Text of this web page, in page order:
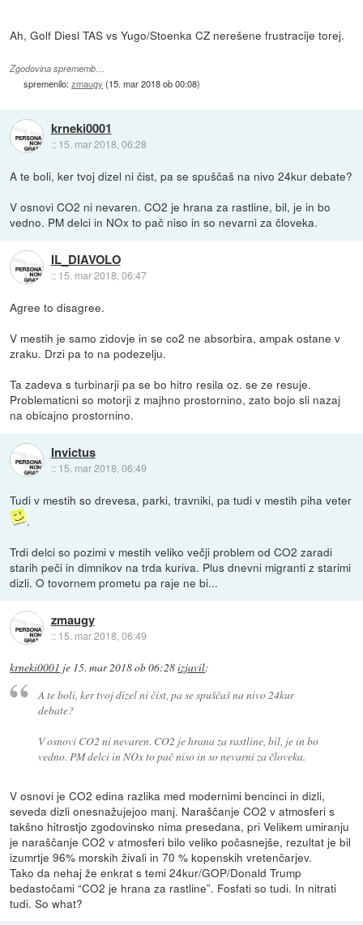
Ah, Golf Diesl TAS vs Yugo/Stoenka CZ nerešene frustracije torej.
Zgodovina sprememb…
spremenilo:zmaugy (15. mar 2018 ob 00:08)
krneki0001
:: 15. mar 2018, 06:28
A te boli, ker tvoj dizel ni čist, pa se spuščaš na nivo 24kur debate?
V osnovi CO2 ni nevaren. CO2 je hrana za rastline, bil, je in bo
vedno. PM delci in NOx to pač niso in so nevarni za človeka.
IL_DIAVOLO
:: 15. mar 2018, 06:47
Agree to disagree.
V mestih je samo zidovje in se co2 ne absorbira, ampak ostane v
zraku. Drzi pa to na podezelju.
Ta zadeva s turbinarji pa se bo hitro resila oz. se ze resuje.
Problematicni so motorji z majhno prostornino, zato bojo sli nazaj
na obicajno prostornino.
Invictus
:: 15. mar 2018, 06:49
Tudi v mestih so drevesa, parki, travniki, pa tudi v mestih piha veter
.
Trdi delci so pozimi v mestih veliko večji problem od CO2 zaradi
starih peči in dimnikov na trda kuriva. Plus dnevni migranti z starimi
dizli. O tovornem prometu pa raje ne bi...
zmaugy
:: 15. mar 2018, 06:49
krneki0001 je 15. mar 2018 ob 06:28izjavil:
A te boli, ker tvoj dizel ni čist, pa se spuščaš na nivo 24kur
debate?
V osnovi CO2 ni nevaren. CO2 je hrana za rastline, bil, je in bo
vedno. PM delci in NOx to pač niso in so nevarni za človeka.
V osnovi je CO2 edina razlika med modernimi bencinci in dizli,
seveda dizli onesnažujejoo manj. Naraščanje CO2 v atmosferi s
takšno hitrostjo zgodovinsko nima presedana, pri Velikem umiranju
je naraščanje CO2 v atmosferi bilo veliko počasnejše, rezultat je bil
izumrtje 96% morskih živali in 70 % kopenskih vretenčarjev.
Tako da nehaj že enkrat s temi 24kur/GOP/Donald Trump
bedastočami “CO2 je hrana za rastline”. Fosfati so tudi. In nitrati
tudi. So what?